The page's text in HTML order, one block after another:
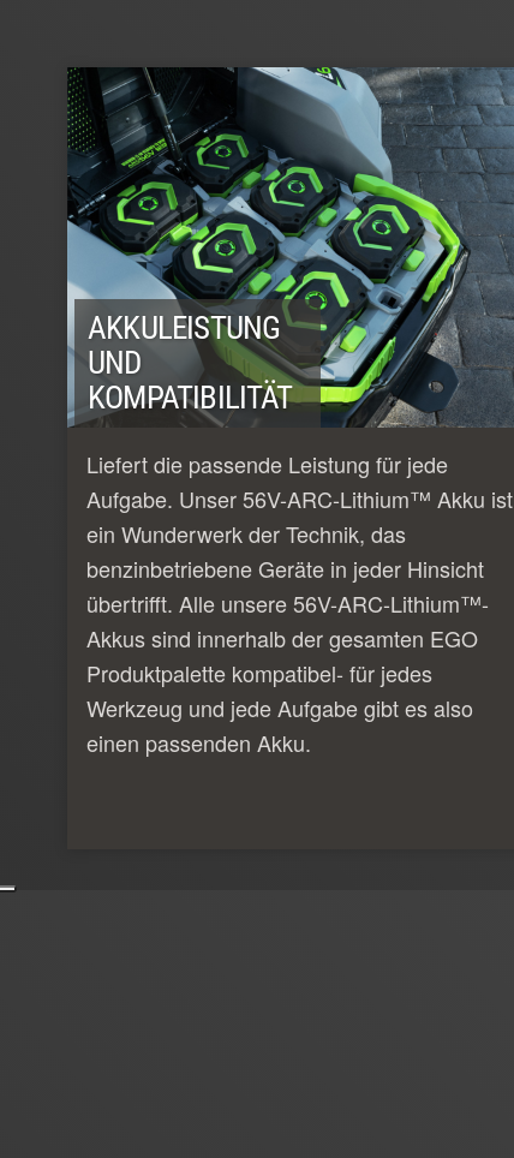
AKKULEISTUNG
UND
KOMPATIBILITÄT
Liefert die passende Leistung für jede
Aufgabe. Unser 56V-ARC-Lithium™ Akku ist
ein Wunderwerk der Technik, das
benzinbetriebene Geräte in jeder Hinsicht
übertrifft. Alle unsere 56V-ARC-Lithium™-
Akkus sind innerhalb der gesamten EGO
Produktpalette kompatibel- für jedes
Werkzeug und jede Aufgabe gibt es also
einen passenden Akku.